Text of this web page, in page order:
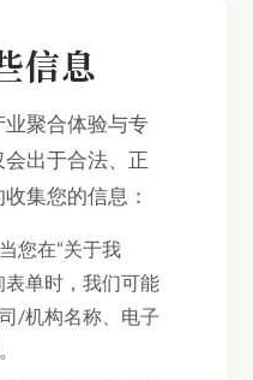
信息
聚合体验与专
出于合法、正
集您的信息：
当您在“关于我
表单时，我们可能
/机构名称、电子